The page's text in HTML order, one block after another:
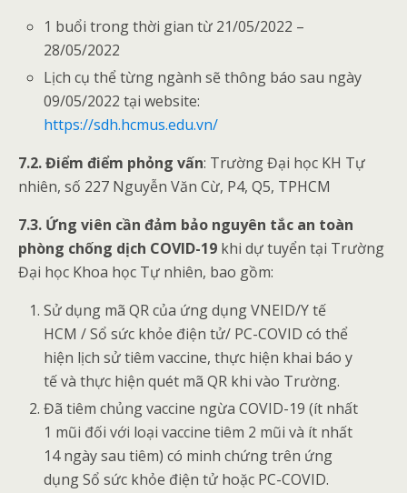
1 buổi trong thời gian từ 21/05/2022 –
28/05/2022
Lịch cụ thể từng ngành sẽ thông báo sau ngày
09/05/2022 tại website:
https://sdh.hcmus.edu.vn/
7.2.Điểm điểm phỏng vấn: Trường Đại học KH Tự
nhiên, số 227 Nguyễn Văn Cừ, P4, Q5, TPHCM
7.3. Ứng viên cần đảm bảo nguyên tắc an toàn
phòng chống dịch COVID-19 khi dự tuyển tại Trường
Đại học Khoa học Tự nhiên, bao gồm:
Sử dụng mã QR của ứng dụng VNEID/Y tế
HCM / Sổ sức khỏe điện tử/ PC-COVID có thể
hiện lịch sử tiêm vaccine, thực hiện khai báo y
tế và thực hiện quét mã QR khi vào Trường.
Đã tiêm chủng vaccine ngừa COVID-19 (ít nhất
1 mũi đối với loại vaccine tiêm 2 mũi và ít nhất
14 ngày sau tiêm) có minh chứng trên ứng
dụng Sổ sức khỏe điện tử hoặc PC-COVID.